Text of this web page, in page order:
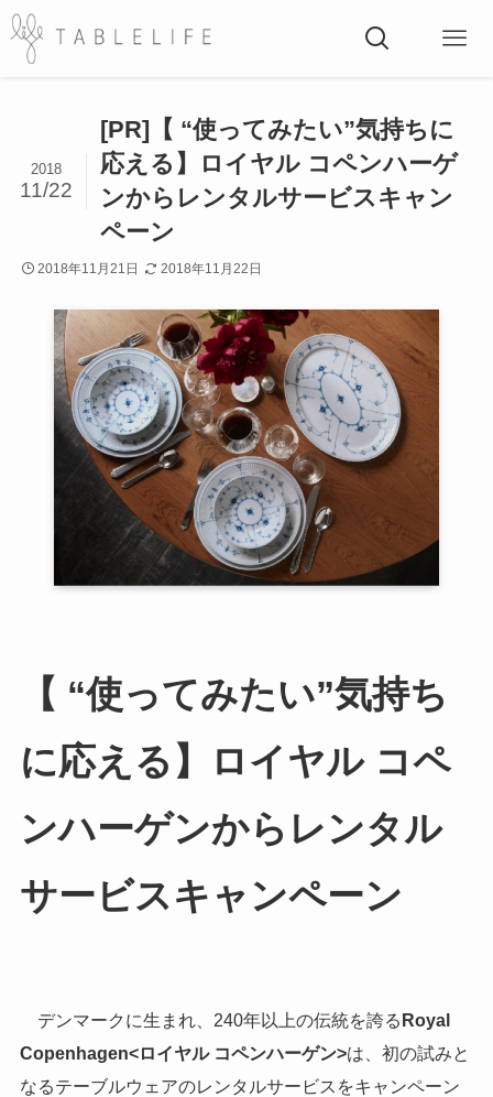
[PR]【 “使ってみたい”気持ちに
応える】ロイヤル コペンハーゲ
ンからレンタルサービスキャン
ペーン
2018
11/22
2018年11月21日 2018年11月22日
【 “使ってみたい”気持ち
に応える】ロイヤル コペ
ンハーゲンからレンタル
サービスキャンペーン
デンマークに生まれ、240年以上の伝統を誇るRoyal
Copenhagen<ロイヤル コペンハーゲン>は、初の試みと
なるテーブルウェアのレンタルサービスをキャンペーン